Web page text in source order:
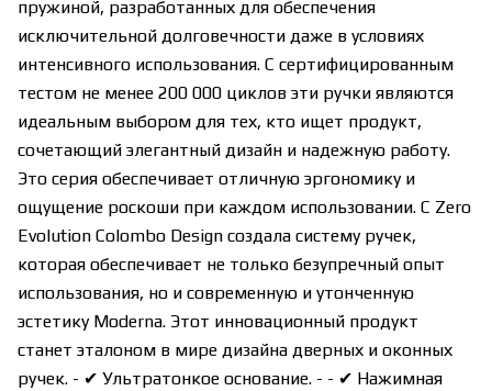
пружиной, разработанных для обеспечения
исключительной долговечности даже в условиях
интенсивного использования. С сертифицированным
тестом не менее 200 000 циклов эти ручки являются
идеальным выбором для тех, кто ищет продукт,
сочетающий элегантный дизайн и надежную работу.
Это серия обеспечивает отличную эргономику и
ощущение роскоши при каждом использовании. С Zero
Evolution Colombo Design создала систему ручек,
которая обеспечивает не только безупречный опыт
использования, но и современную и утонченную
эстетику Moderna. Этот инновационный продукт
станет эталоном в мире дизайна дверных и оконных
ручек. - ✔ Ультратонкое основание. - - ✔ Нажимная